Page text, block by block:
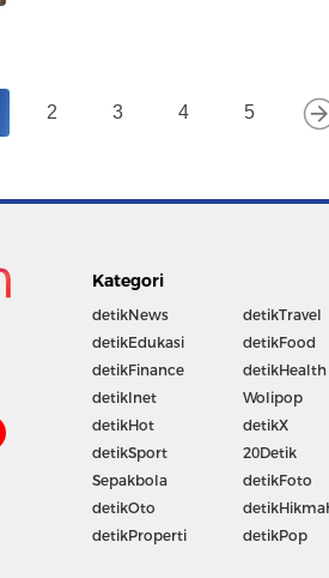
2 3 4 5
Kategori
detikNews
detikEdukasi
detikFinance
detikInet
detikHot
detikSport
Sepakbola
detikOto
detikProperti
detikTravel
detikFood
detikHealth
Wolipop
detikX
20Detik
detikFoto
detikPop